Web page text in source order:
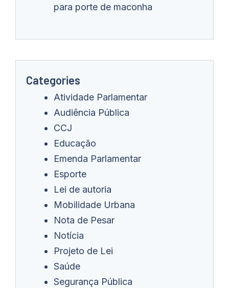
para porte de maconha
Categories
Atividade Parlamentar
Audiência Pública
CCJ
Educação
Emenda Parlamentar
Esporte
Lei de autoria
Mobilidade Urbana
Nota de Pesar
Notícia
Projeto de Lei
Saúde
Segurança Pública